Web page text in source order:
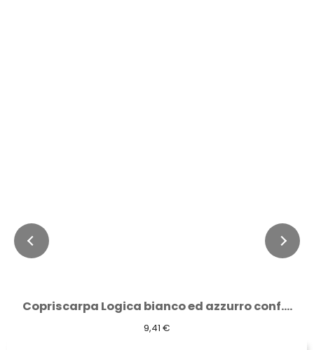
Copriscarpa Logica bianco ed azzurro conf....
9,41 €